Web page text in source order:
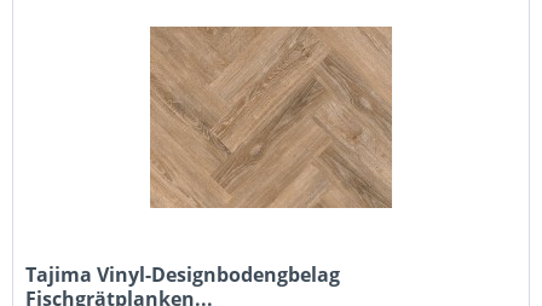
Tajima Vinyl-Designbodengbelag
Fischgrätplanken...